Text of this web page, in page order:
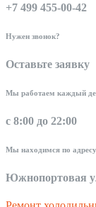
+7 499 455-00-42
Нужен звонок?
Оставьте заявку
Мы работаем каждый
с 8:00 до 22:00
Мы находимся по адресу
Южнопортовая